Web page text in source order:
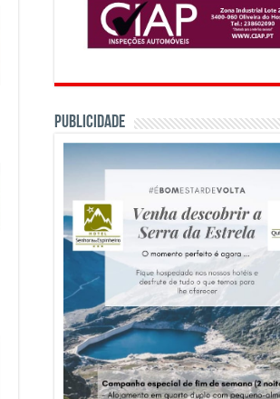
PUBLICIDADE